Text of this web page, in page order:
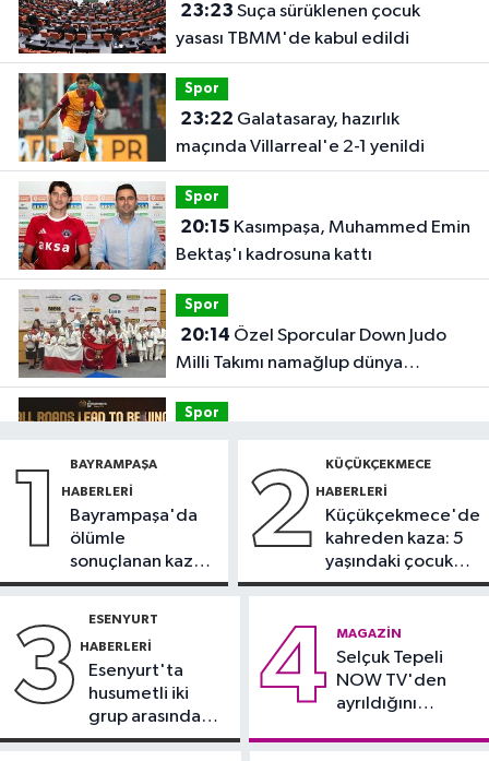
23:23
yasası TBMM'de kabul edildi
Spor
23:22
maçında Villarreal'e 2-1 yenildi
Spor
20:15
Bektaş'ı kadrosuna kattı
Spor
20:14
Milli Takımı namağlup dünya
şampiyonu
Spor
2026’da yer alacak takımlar belli
Fatih Haberleri
çeşmeleri birer birer ayağa
Avrupa Şampiyonası'na Riva'da
hazırlanıyor
1 BAYRAMPAŞA
HABERLERI
Bayrampaşa'da
ölümle
sonuçlanan kaza:
Sürücü
2 KÜÇÜKÇEKMECE
HABERLERI
Küçükçekmece'de
kahreden kaza: 5
yaşındaki çocuk
yoğun bakımda
3 ESENYURT
HABERLERI
Esenyurt'ta
husumetli iki
grup arasında
silahlı kavga
4 MAGAZIN
Selçuk Tepeli
NOW TV'den
ayrıldığını